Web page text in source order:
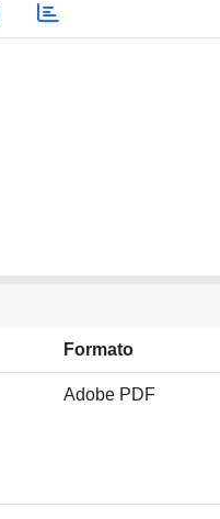
Formato
Adobe PDF